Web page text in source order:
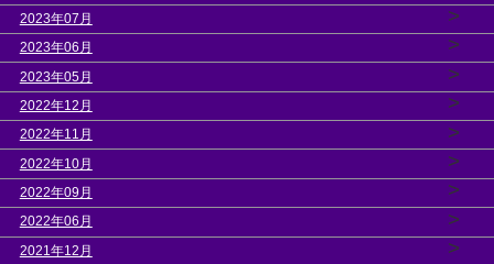
2023年07月 >
2023年06月 >
2023年05月 >
2022年12月 >
2022年11月 >
2022年10月 >
2022年09月 >
2022年06月 >
2021年12月 >